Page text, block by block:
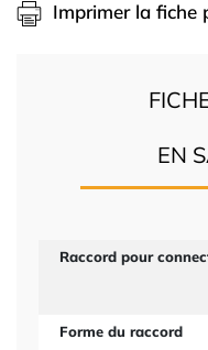
Imprimer la fiche
EN
Raccord pour
Forme du raccord